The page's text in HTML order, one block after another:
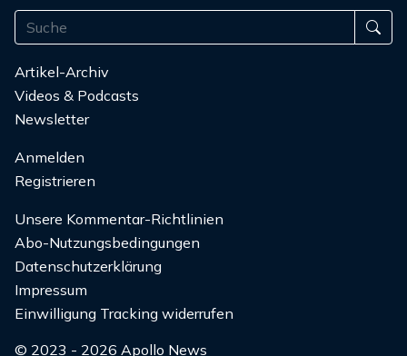
Artikel-Archiv
Videos & Podcasts
Newsletter
Anmelden
Registrieren
Unsere Kommentar-Richtlinien
Abo-Nutzungsbedingungen
Datenschutzerklärung
Impressum
Einwilligung Tracking widerrufen
© 2023 - 2026 Apollo News